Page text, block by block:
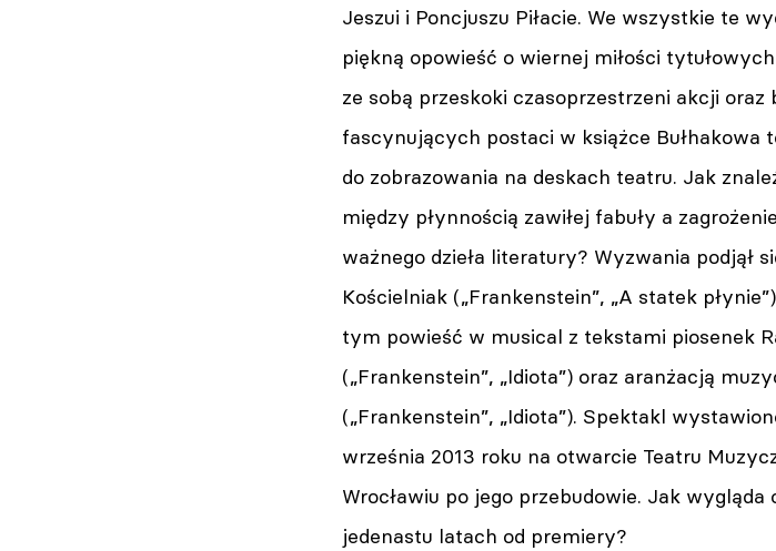
Jeszui i Poncjuszu Piłacie. We wszystkie te
piękną opowieść o wiernej miłości
ze sobą przeskoki czasoprzestrzeni akcji oraz
fascynujących postaci w książce Bułhakowa
do zobrazowania na deskach teatru. Jak
między płynnością zawiłej fabuły a
ważnego dzieła literatury? Wyzwania podjął
Kościelniak („Frankenstein”, „A statek
tym powieść w musical z tekstami piosenek
(„Frankenstein”, „Idiota”) oraz aranżacją
(„Frankenstein”, „Idiota”). Spektakl
września 2013 roku na otwarcie Teatru
Wrocławiu po jego przebudowie. Jak wygląda
jedenastu latach od premiery?